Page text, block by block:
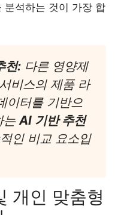
분석하는 것이 가장 합
천: 다른 영양제
비스의 제품 라
이터를 기반으
는AI 기반 추천
인 비교 요소입
개인 맞춤형